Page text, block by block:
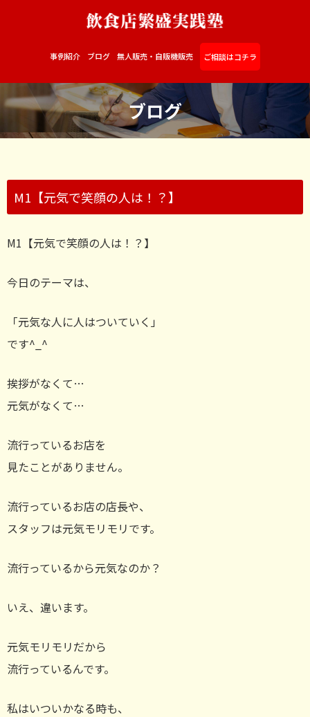
事例紹介 ブログ 無人販売・自販機販売 ご相談はコチラ
ブログ
M1【元気で笑顔の人は！？】
M1【元気で笑顔の人は！？】
今日のテーマは、
「元気な人に人はついていく」
です^_^
挨拶がなくて…
元気がなくて…
流行っているお店を
見たことがありません。
流行っているお店の店長や、
スタッフは元気モリモリです。
流行っているから元気なのか？
いえ、違います。
元気モリモリだから
流行っているんです。
私はいついかなる時も、